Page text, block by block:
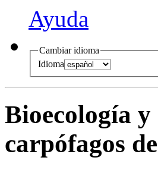
Ayuda
Cambiar idioma
Idioma
Bioecología
carpófagos